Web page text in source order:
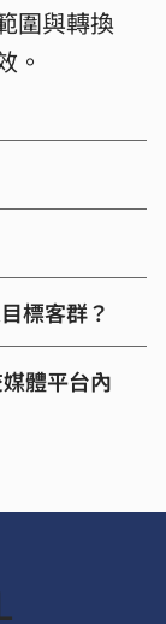
圍與轉換
。
標客群？
體平台內